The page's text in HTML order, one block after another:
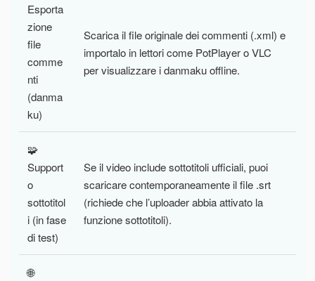
Esporta
zione
file
comme
nti
(danma
ku)
Scarica il file originale dei commenti (.xml) e
importalo in lettori come PotPlayer o VLC
per visualizzare i danmaku offline.
🧩
Support
o
sottotitol
i (in fase
di test)
Se il video include sottotitoli ufficiali, puoi
scaricare contemporaneamente il file .srt
(richiede che l’uploader abbia attivato la
funzione sottotitoli).
🌐